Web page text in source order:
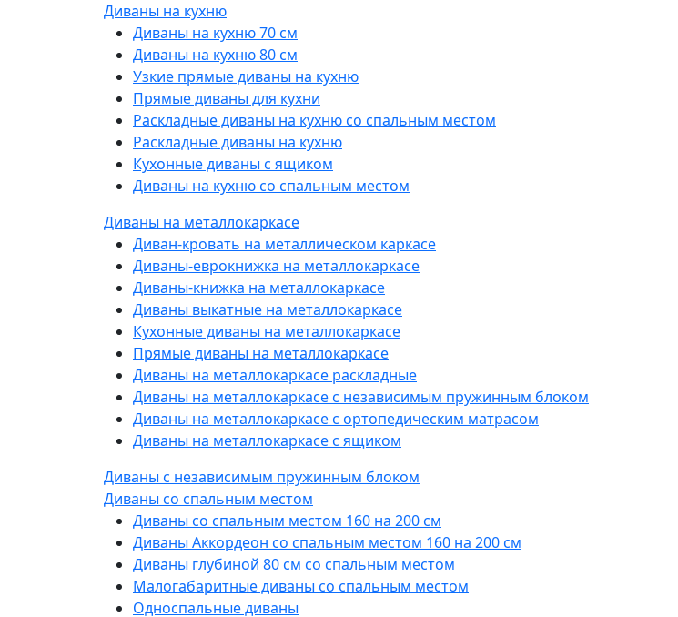
Диваны на кухню
Диваны на кухню 70 см
Диваны на кухню 80 см
Узкие прямые диваны на кухню
Прямые диваны для кухни
Раскладные диваны на кухню со спальным местом
Раскладные диваны на кухню
Кухонные диваны с ящиком
Диваны на кухню со спальным местом
Диваны на металлокаркасе
Диван-кровать на металлическом каркасе
Диваны-еврокнижка на металлокаркасе
Диваны-книжка на металлокаркасе
Диваны выкатные на металлокаркасе
Кухонные диваны на металлокаркасе
Прямые диваны на металлокаркасе
Диваны на металлокаркасе раскладные
Диваны на металлокаркасе с независимым пружинным блоком
Диваны на металлокаркасе с ортопедическим матрасом
Диваны на металлокаркасе с ящиком
Диваны с независимым пружинным блоком
Диваны со спальным местом
Диваны со спальным местом 160 на 200 см
Диваны Аккордеон со спальным местом 160 на 200 см
Диваны глубиной 80 см со спальным местом
Малогабаритные диваны со спальным местом
Односпальные диваны